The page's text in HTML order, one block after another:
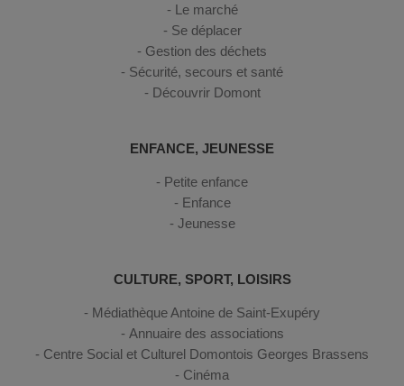
Le marché
Se déplacer
Gestion des déchets
Sécurité, secours et santé
Découvrir Domont
ENFANCE, JEUNESSE
Petite enfance
Enfance
Jeunesse
CULTURE, SPORT, LOISIRS
Médiathèque Antoine de Saint-Exupéry
Annuaire des associations
Centre Social et Culturel Domontois Georges Brassens
Cinéma